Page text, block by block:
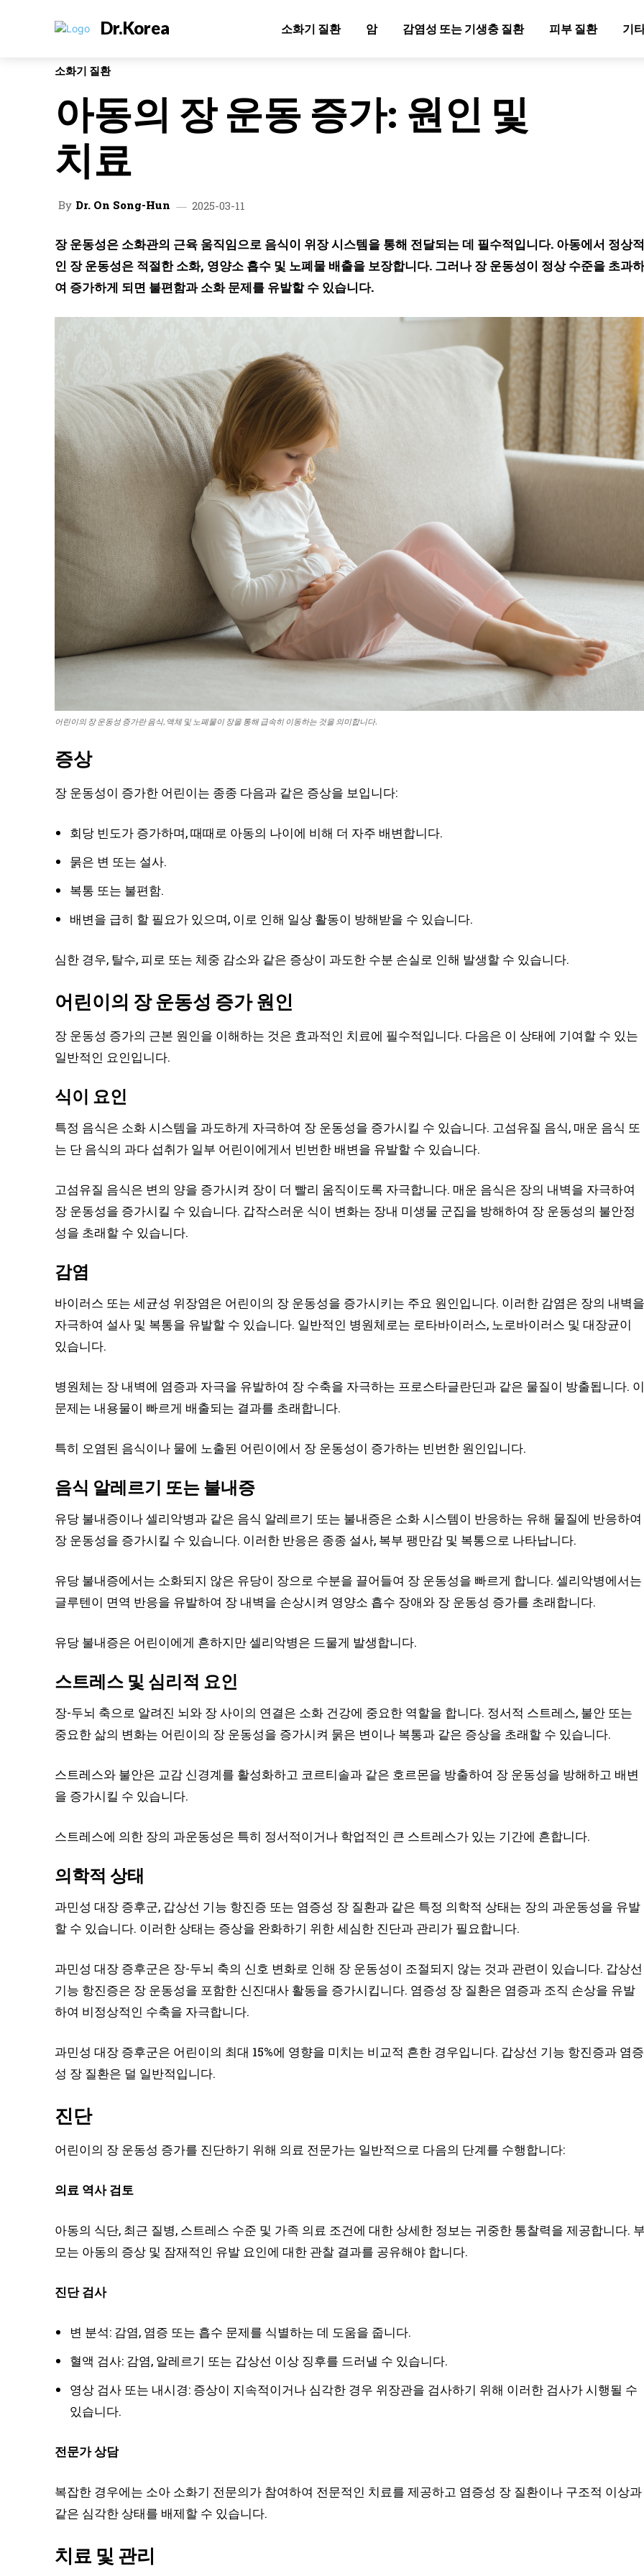
Dr.Korea 소화기 질환 암 감염성 또는 기생충 질환 피부 질환 기
소화기 질환
아동의 장 운동 증가: 원인 및
치료
By Dr. On Song-Hun 2025-03-11
장 운동성은 소화관의 근육 움직임으로 음식이 위장 시스템을 통해 전달되는 데 필수적입니다. 아동에서 정상적
인 장 운동성은 적절한 소화, 영양소 흡수 및 노폐물 배출을 보장합니다. 그러나 장 운동성이 정상 수준을 초과하
여 증가하게 되면 불편함과 소화 문제를 유발할 수 있습니다.
어린이의 장 운동성 증가란 음식, 액체 및 노폐물이 장을 통해 급속히 이동하는 것을 의미합니다.
증상
장 운동성이 증가한 어린이는 종종 다음과 같은 증상을 보입니다:
회당 빈도가 증가하며, 때때로 아동의 나이에 비해 더 자주 배변합니다.
묽은 변 또는 설사.
복통 또는 불편함.
배변을 급히 할 필요가 있으며, 이로 인해 일상 활동이 방해받을 수 있습니다.
심한 경우, 탈수, 피로 또는 체중 감소와 같은 증상이 과도한 수분 손실로 인해 발생할 수 있습니다.
어린이의 장 운동성 증가 원인
장 운동성 증가의 근본 원인을 이해하는 것은 효과적인 치료에 필수적입니다. 다음은 이 상태에 기여할 수 있는
일반적인 요인입니다.
식이 요인
특정 음식은 소화 시스템을 과도하게 자극하여 장 운동성을 증가시킬 수 있습니다. 고섬유질 음식, 매운 음식 또
는 단 음식의 과다 섭취가 일부 어린이에게서 빈번한 배변을 유발할 수 있습니다.
고섬유질 음식은 변의 양을 증가시켜 장이 더 빨리 움직이도록 자극합니다. 매운 음식은 장의 내벽을 자극하여
장 운동성을 증가시킬 수 있습니다. 갑작스러운 식이 변화는 장내 미생물 군집을 방해하여 장 운동성의 불안정
성을 초래할 수 있습니다.
감염
바이러스 또는 세균성 위장염은 어린이의 장 운동성을 증가시키는 주요 원인입니다. 이러한 감염은 장의 내벽을
자극하여 설사 및 복통을 유발할 수 있습니다. 일반적인 병원체로는 로타바이러스, 노로바이러스 및 대장균이
있습니다.
병원체는 장 내벽에 염증과 자극을 유발하여 장 수축을 자극하는 프로스타글란딘과 같은 물질이 방출됩니다. 이
문제는 내용물이 빠르게 배출되는 결과를 초래합니다.
특히 오염된 음식이나 물에 노출된 어린이에서 장 운동성이 증가하는 빈번한 원인입니다.
음식 알레르기 또는 불내증
유당 불내증이나 셀리악병과 같은 음식 알레르기 또는 불내증은 소화 시스템이 반응하는 유해 물질에 반응하여
장 운동성을 증가시킬 수 있습니다. 이러한 반응은 종종 설사, 복부 팽만감 및 복통으로 나타납니다.
유당 불내증에서는 소화되지 않은 유당이 장으로 수분을 끌어들여 장 운동성을 빠르게 합니다. 셀리악병에서는
글루텐이 면역 반응을 유발하여 장 내벽을 손상시켜 영양소 흡수 장애와 장 운동성 증가를 초래합니다.
유당 불내증은 어린이에게 흔하지만 셀리악병은 드물게 발생합니다.
스트레스 및 심리적 요인
장-두뇌 축으로 알려진 뇌와 장 사이의 연결은 소화 건강에 중요한 역할을 합니다. 정서적 스트레스, 불안 또는
중요한 삶의 변화는 어린이의 장 운동성을 증가시켜 묽은 변이나 복통과 같은 증상을 초래할 수 있습니다.
스트레스와 불안은 교감 신경계를 활성화하고 코르티솔과 같은 호르몬을 방출하여 장 운동성을 방해하고 배변
을 증가시킬 수 있습니다.
스트레스에 의한 장의 과운동성은 특히 정서적이거나 학업적인 큰 스트레스가 있는 기간에 흔합니다.
의학적 상태
과민성 대장 증후군, 갑상선 기능 항진증 또는 염증성 장 질환과 같은 특정 의학적 상태는 장의 과운동성을 유발
할 수 있습니다. 이러한 상태는 증상을 완화하기 위한 세심한 진단과 관리가 필요합니다.
과민성 대장 증후군은 장-두뇌 축의 신호 변화로 인해 장 운동성이 조절되지 않는 것과 관련이 있습니다. 갑상선
기능 항진증은 장 운동성을 포함한 신진대사 활동을 증가시킵니다. 염증성 장 질환은 염증과 조직 손상을 유발
하여 비정상적인 수축을 자극합니다.
과민성 대장 증후군은 어린이의 최대 15%에 영향을 미치는 비교적 흔한 경우입니다. 갑상선 기능 항진증과 염증
성 장 질환은 덜 일반적입니다.
진단
어린이의 장 운동성 증가를 진단하기 위해 의료 전문가는 일반적으로 다음의 단계를 수행합니다:
의료 역사 검토
아동의 식단, 최근 질병, 스트레스 수준 및 가족 의료 조건에 대한 상세한 정보는 귀중한 통찰력을 제공합니다.
모는 아동의 증상 및 잠재적인 유발 요인에 대한 관찰 결과를 공유해야 합니다.
진단 검사
변 분석: 감염, 염증 또는 흡수 문제를 식별하는 데 도움을 줍니다.
혈액 검사: 감염, 알레르기 또는 갑상선 이상 징후를 드러낼 수 있습니다.
영상 검사 또는 내시경: 증상이 지속적이거나 심각한 경우 위장관을 검사하기 위해 이러한 검사가 시행될 수
있습니다.
전문가 상담
복잡한 경우에는 소아 소화기 전문의가 참여하여 전문적인 치료를 제공하고 염증성 장 질환이나 구조적 이상과
같은 심각한 상태를 배제할 수 있습니다.
치료 및 관리